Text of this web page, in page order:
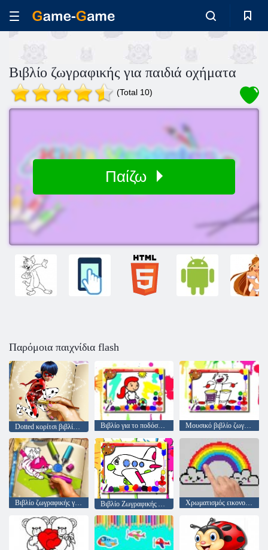
Βιβλίο ζωγραφικής για παιδιά οχήματα
(Total 10)
Παίζω
Παρόμοια παιχνίδια flash
Dotted κορίτσι βιβλίο ζωγραφικής Βιβλίο για το ποδόσφαιρο Μουσικό βιβλίο ζωγραφικής
Βιβλίο ζωγραφικής για τα κατοικίδια Χρωματισμός εικονοστοιχείων